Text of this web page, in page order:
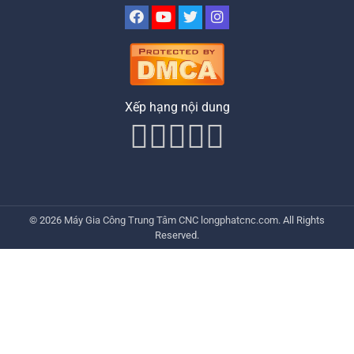
Xếp hạng nội dung
© 2026 Máy Gia Công Trung Tâm CNC longphatcnc.com. All Rights
Reserved.